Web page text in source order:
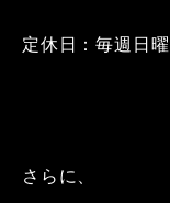
定休日：毎週日曜
さらに、